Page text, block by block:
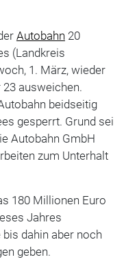
Autobahn 20
(Landkreis
1. März, wieder
ausweichen.
beidseitig
gesperrt. Grund sei
Autobahn GmbH
zum Unterhalt
180 Millionen Euro
Jahres
dahin aber noch
geben.